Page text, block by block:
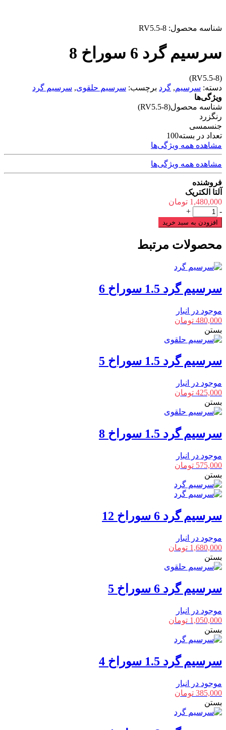
شناسه محصول: RV5.5-8
سرسیم گرد 6 سوراخ 8
(RV5.5-8)
دسته: سرسیم, گرد برچسب: سرسیم حلقوی, سرسیم گرد
ویژگی‌ها
شناسه محصول(RV5.5-8)
رنگزرد
جنسمسی
تعداد در بسته100
مشاهده همه ویژگی‌ها
مشاهده همه ویژگی‌ها
فروشنده
آلتا الکتریک
1,480,000 تومان
سرسیم
گرد
6
8
-
+
افزودن به سبد خرید
محصولات مرتبط
سرسیم گرد 1.5 سوراخ 6
موجود در انبار
480,000 تومان
بستن
سرسیم گرد 1.5 سوراخ 5
موجود در انبار
425,000 تومان
بستن
سرسیم گرد 1.5 سوراخ 8
موجود در انبار
575,000 تومان
بستن
سرسیم گرد 6 سوراخ 12
موجود در انبار
1,680,000 تومان
بستن
سرسیم گرد 6 سوراخ 5
موجود در انبار
1,050,000 تومان
بستن
سرسیم گرد 1.5 سوراخ 4
موجود در انبار
385,000 تومان
بستن